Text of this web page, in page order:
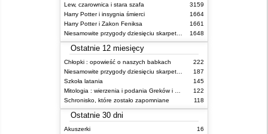
Lew, czarownica i stara szafa
3159
Harry Potter i insygnia śmierci
1664
Harry Potter i Zakon Feniksa
1661
1648
Ostatnie 12 miesięcy
Chłopki : opowieść o naszych babkach
222
187
Szkoła latania
145
122
Schronisko, które zostało zapomniane
118
Ostatnie 30 dni
Akuszerki
16